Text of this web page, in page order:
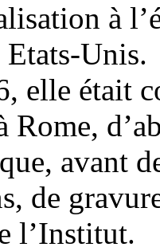
à
Unis.
elle était
Rome,
avant
de
l’Institut.